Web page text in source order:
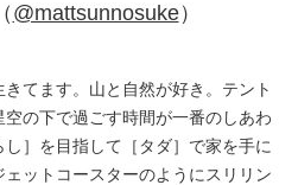
（ @mattsunnosuke）
てます。山と自然が好き。テント
の下で過ごす時間が一番のしあわ
］を目指して［タダ］で家を手に
ットコースターのようにスリリン